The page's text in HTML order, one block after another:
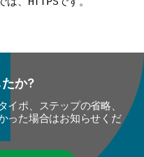
か?
ポ、ステップの省略、
った場合はお知らせくだ